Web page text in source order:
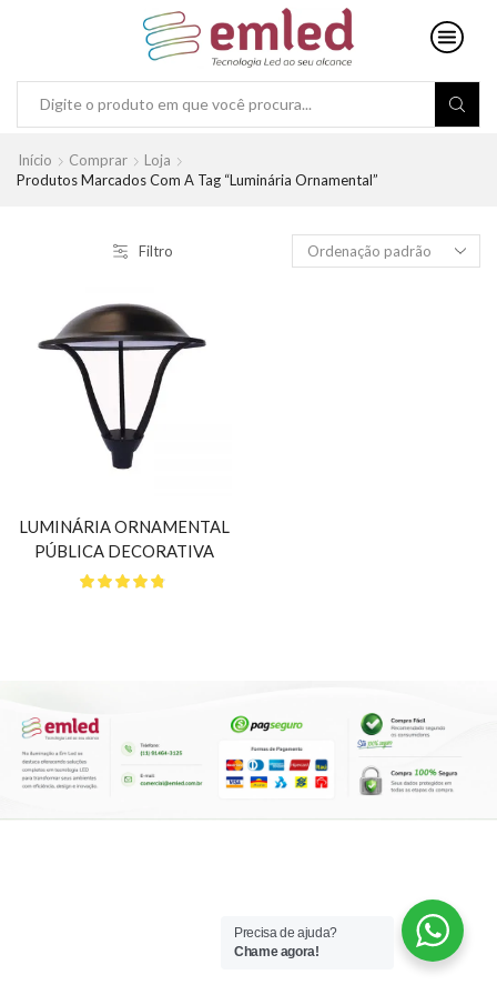
Search
Início Comprar
Loja
Produtos Marcados Com A Tag “luminária Ornamental”
Filtro
LUMINÁRIA ORNAMENTAL
PÚBLICA DECORATIVA
Precisa de ajuda?
Chame agora!